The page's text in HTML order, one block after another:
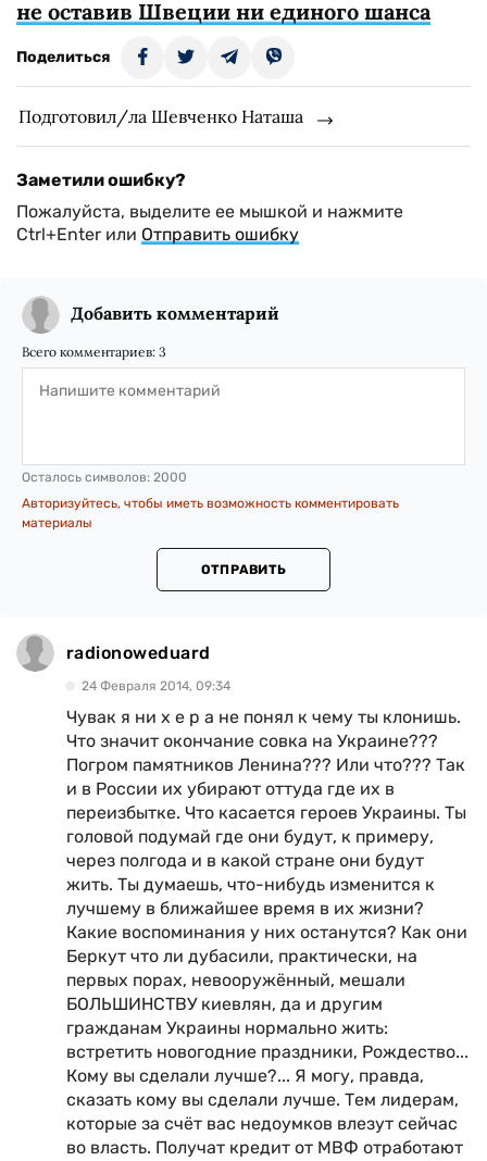
не оставив Швеции ни единого шанса
Поделиться
Подготовил/ла Шевченко Наташа
Заметили ошибку?
Пожалуйста, выделите ее мышкой и нажмите
Ctrl+Enter или Отправить ошибку
Добавить комментарий
Всего комментариев: 3
Осталось символов: 2000
Авторизуйтесь, чтобы иметь возможность комментировать
материалы
ОТПРАВИТЬ
radionoweduard
24 Февраля 2014, 09:34
Чувак я ни х е р а не понял к чему ты клонишь.
Что значит окончание совка на Украине???
Погром памятников Ленина??? Или что??? Так
и в России их убирают оттуда где их в
переизбытке. Что касается героев Украины. Ты
головой подумай где они будут, к примеру,
через полгода и в какой стране они будут
жить. Ты думаешь, что-нибудь изменится к
лучшему в ближайшее время в их жизни?
Какие воспоминания у них останутся? Как они
Беркут что ли дубасили, практически, на
первых порах, невооружённый, мешали
БОЛЬШИНСТВУ киевлян, да и другим
гражданам Украины нормально жить:
встретить новогодние праздники, Рождество...
Кому вы сделали лучше?... Я могу, правда,
сказать кому вы сделали лучше. Тем лидерам,
которые за счёт вас недоумков влезут сейчас
во власть. Получат кредит от МВФ отработают